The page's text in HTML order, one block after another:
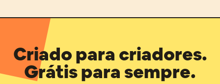
Criado para criadores.
Grátis para sempre.